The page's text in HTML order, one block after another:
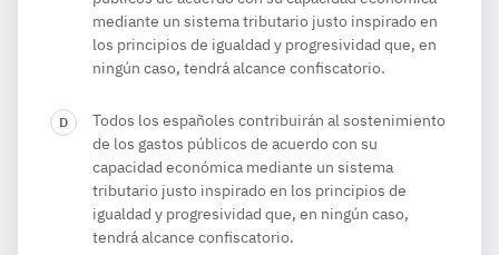
mediante un sistema tributario justo inspirado en
los principios de igualdad y progresividad que, en
ningún caso, tendrá alcance confiscatorio.
Todos los españoles contribuirán al sostenimiento
de los gastos públicos de acuerdo con su
capacidad económica mediante un sistema
tributario justo inspirado en los principios de
igualdad y progresividad que, en ningún caso,
tendrá alcance confiscatorio.